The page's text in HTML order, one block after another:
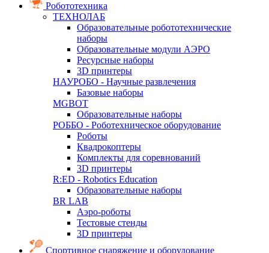
Робототехника
ТЕХНОЛАБ
Образовательные робототехнические
наборы
Образовательные модули АЭРО
Ресурсные наборы
3D принтеры
НАУРОБО - Научные развлечения
Базовые наборы
MGBOT
Образовательные наборы
РОББО - Роботехническое оборудование
Роботы
Квадрокоптеры
Комплекты для соревнований
3D принтеры
R:ED - Robotics Education
Образовательные наборы
BR LAB
Аэро-роботы
Тестовые стенды
3D принтеры
Спортивное снаряжение и оборудование